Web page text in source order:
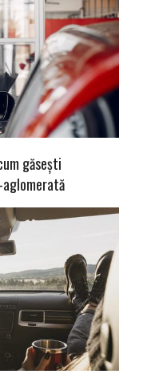
găsești
aglomerată